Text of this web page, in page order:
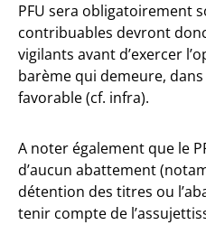
PFU sera obligatoirement
contribuables devront
vigilants avant d’exercer
barème qui demeure,
favorable (cf. infra).
A noter également que le
d’aucun abattement
détention des titres ou
tenir compte de